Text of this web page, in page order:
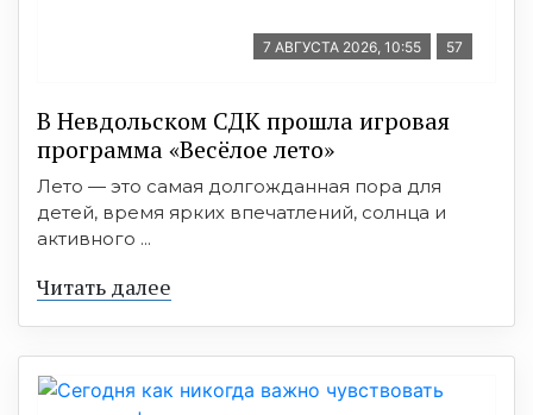
7 АВГУСТА 2026, 10:55 57
В Невдольском СДК прошла игровая
программа «Весёлое лето»
Лето — это самая долгожданная пора для
детей, время ярких впечатлений, солнца и
активного ...
Читать далее